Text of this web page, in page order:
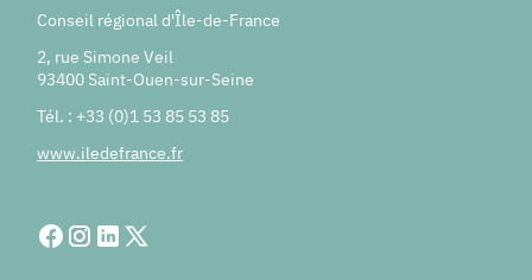
Conseil régional d'Île-de-France
2, rue Simone Veil
93400 Saint-Ouen-sur-Seine
Tél. : +33 (0)1 53 85 53 85
www.iledefrance.fr